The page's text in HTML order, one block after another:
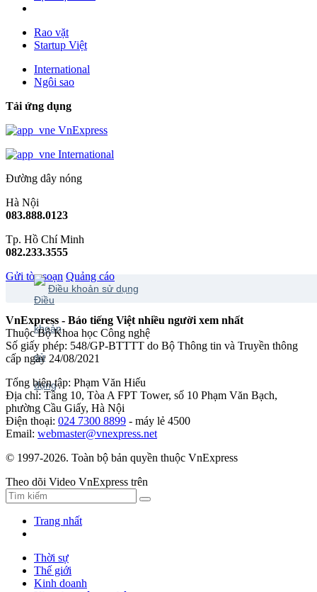
Rao vặt
Startup Việt
International
Ngôi sao
Tải ứng dụng
VnExpress
International
Đường dây nóng
Hà Nội
083.888.0123
Tp. Hồ Chí Minh
082.233.3555
Gửi tòa soạn Quảng cáo
Điều khoản sử dụng
VnExpress - Báo tiếng Việt nhiều người xem nhất
Thuộc Bộ Khoa học Công nghệ
Số giấy phép: 548/GP-BTTTT do Bộ Thông tin và Truyền thông
cấp ngày 24/08/2021
Tổng biên tập: Phạm Văn Hiếu
Địa chỉ: Tầng 10, Tòa A FPT Tower, số 10 Phạm Văn Bạch,
phường Cầu Giấy, Hà Nội
Điện thoại: 024 7300 8899 - máy lẻ 4500
Email: webmaster@vnexpress.net
© 1997-2026. Toàn bộ bản quyền thuộc VnExpress
Theo dõi Video VnExpress trên
Trang nhất
Thời sự
Thế giới
Kinh doanh